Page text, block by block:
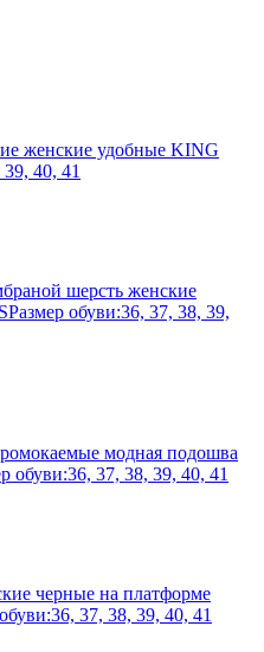
женские удобные KING
40, 41
шерсть женские
Размер обуви:36, 37, 38, 39,
модная подошва
обуви:36, 37, 38, 39, 40, 41
черные на платформе
36, 37, 38, 39, 40, 41